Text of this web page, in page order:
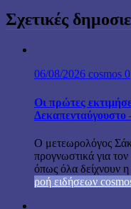
Σχετικές
06/08/2026 cosmos 0
Οι πρώτες
Δεκαπενταύγουστο
Ο μετεωρολόγος
προγνωστικά για
όπως όλα δείχνουν
ροή ειδήσεων